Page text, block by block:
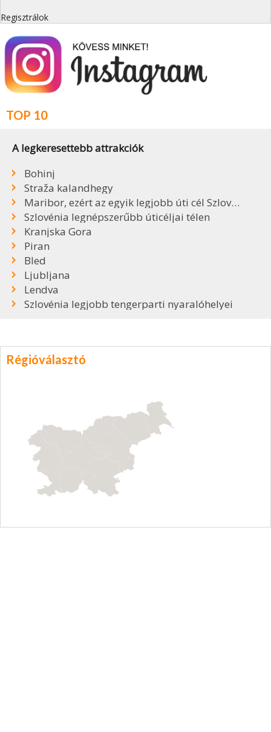
Regisztrálok
TOP 10
A legkeresettebb attrakciók
Bohinj
Straža kalandhegy
Maribor, ezért az egyik legjobb úti cél Szlovéniában
Szlovénia legnépszerűbb úticéljai télen
Kranjska Gora
Piran
Bled
Ljubljana
Lendva
Szlovénia legjobb tengerparti nyaralóhelyei
Régióválasztó